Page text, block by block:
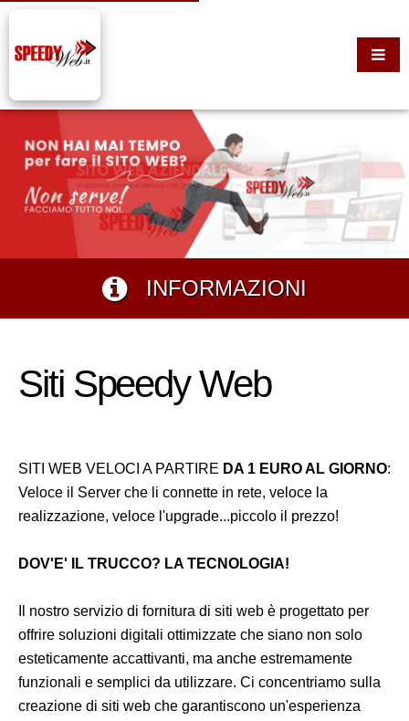
INFORMAZIONI
Siti Speedy Web
SITI WEB VELOCI A PARTIRE DA 1 EURO AL GIORNO:
Veloce il Server che li connette in rete, veloce la
realizzazione, veloce l'upgrade...piccolo il prezzo!
DOV'E' IL TRUCCO? LA TECNOLOGIA!
Il nostro servizio di fornitura di siti web è progettato per
offrire soluzioni digitali ottimizzate che siano non solo
esteticamente accattivanti, ma anche estremamente
funzionali e semplici da utilizzare. Ci concentriamo sulla
creazione di siti web che garantiscono un'esperienza